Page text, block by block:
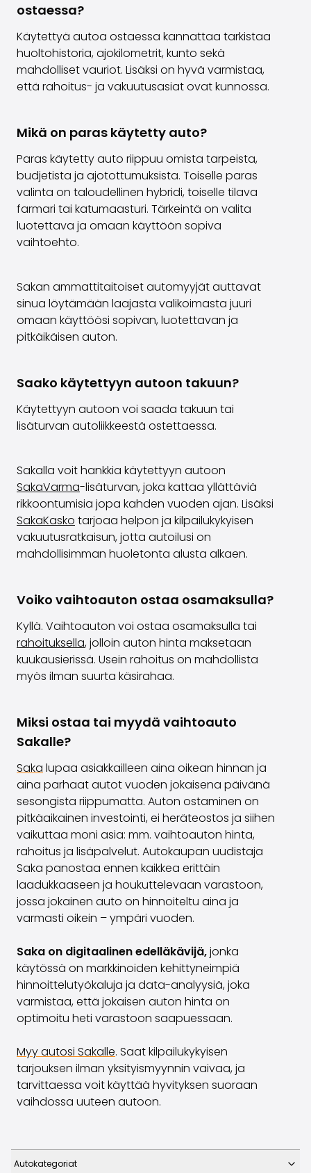
ostaessa?
Käytettyä autoa ostaessa kannattaa tarkistaa
huoltohistoria, ajokilometrit, kunto sekä
mahdolliset vauriot. Lisäksi on hyvä varmistaa,
että rahoitus- ja vakuutusasiat ovat kunnossa.
Mikä on paras käytetty auto?
Paras käytetty auto riippuu omista tarpeista,
budjetista ja ajotottumuksista. Toiselle paras
valinta on taloudellinen hybridi, toiselle tilava
farmari tai katumaasturi. Tärkeintä on valita
luotettava ja omaan käyttöön sopiva
vaihtoehto.
Sakan ammattitaitoiset automyyjät auttavat
sinua löytämään laajasta valikoimasta juuri
omaan käyttöösi sopivan, luotettavan ja
pitkäikäisen auton.
Saako käytettyyn autoon takuun?
Käytettyyn autoon voi saada takuun tai
lisäturvan autoliikkeestä ostettaessa.
Sakalla voit hankkia käytettyyn autoon
SakaVarma-lisäturvan, joka kattaa yllättäviä
rikkoontumisia jopa kahden vuoden ajan. Lisäksi
SakaKasko tarjoaa helpon ja kilpailukykyisen
vakuutusratkaisun, jotta autoilusi on
mahdollisimman huoletonta alusta alkaen.
Voiko vaihtoauton ostaa osamaksulla?
Kyllä. Vaihtoauton voi ostaa osamaksulla tai
rahoituksella, jolloin auton hinta maksetaan
kuukausierissä. Usein rahoitus on mahdollista
myös ilman suurta käsirahaa.
Miksi ostaa tai myydä vaihtoauto
Sakalle?
Saka lupaa asiakkailleen aina oikean hinnan ja
aina parhaat autot vuoden jokaisena päivänä
sesongista riippumatta. Auton ostaminen on
pitkäaikainen investointi, ei heräteostos ja siihen
vaikuttaa moni asia: mm. vaihtoauton hinta,
rahoitus ja lisäpalvelut. Autokaupan uudistaja
Saka panostaa ennen kaikkea erittäin
laadukkaaseen ja houkuttelevaan varastoon,
jossa jokainen auto on hinnoiteltu aina ja
varmasti oikein – ympäri vuoden.
Saka on digitaalinen edelläkävijä,jonka
käytössä on markkinoiden kehittyneimpiä
hinnoittelutyökaluja ja data-analyysiä, joka
varmistaa, että jokaisen auton hinta on
optimoitu heti varastoon saapuessaan.
Myy autosi Sakalle. Saat kilpailukykyisen
tarjouksen ilman yksityismyynnin vaivaa, ja
tarvittaessa voit käyttää hyvityksen suoraan
vaihdossa uuteen autoon.
Autokategoriat